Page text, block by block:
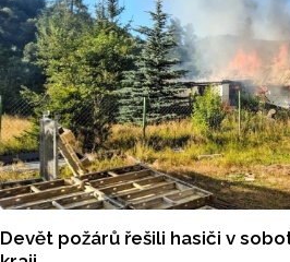
Devět požárů řešili hasiči v